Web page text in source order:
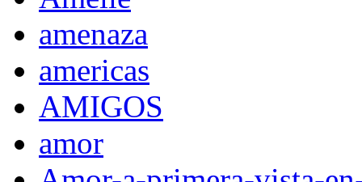
amenaza
americas
AMIGOS
amor